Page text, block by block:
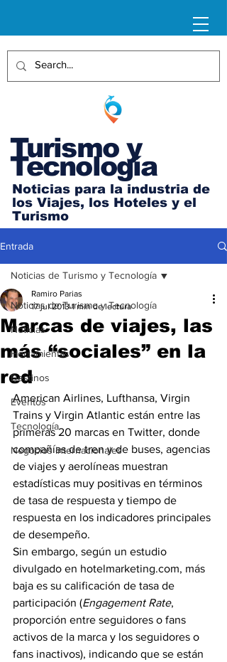
Turismo y
Tecnología
Noticias para la industria de
los Viajes, los Hoteles y el
Turismo
Entrada
Noticias de Turismo y Tecnología
Noticias
Herramientas
Destinos
Eventos
Tecnología
Negocios Internacionales
Noticias de Turismo y Tecnología
Marcas de viajes, las
más “sociales” en la
red
Ramiro Parias
17 jul 2013 1 min de lectura
American Airlines, Lufthansa, Virgin
Trains y Virgin Atlantic están entre las
primeras 20 marcas en Twitter, donde
compañías de tren y de buses, agencias
de viajes y aerolíneas muestran
estadísticas muy positivas en términos
de tasa de respuesta y tiempo de
respuesta en los indicadores principales
de desempeño.
Sin embargo, según un estudio
divulgado en hotelmarketing.com, más
baja es su calificación de tasa de
participación (Engagement Rate,
proporción entre seguidores o fans
activos de la marca y los seguidores o
fans inactivos), indicando que se están